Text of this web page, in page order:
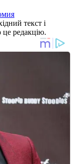
текст і
редакцію.